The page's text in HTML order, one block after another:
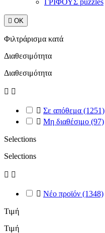
ΓΡΙΦΟΥΣ puzzles
 ΟΚ
Φιλτράρισμα κατά
Διαθεσιμότητα
Διαθεσιμότητα
 
 Σε απόθεμα (1251)
 Μη διαθέσιμο (97)
Selections
Selections
 
 Νέο προϊόν (1348)
Τιμή
Τιμή